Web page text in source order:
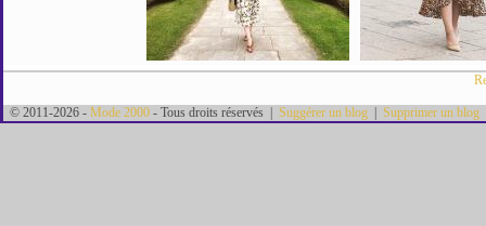
© 2011-2026 - Mode 2000 - Tous droits réservés | Suggérer un blog Supprimer un blog